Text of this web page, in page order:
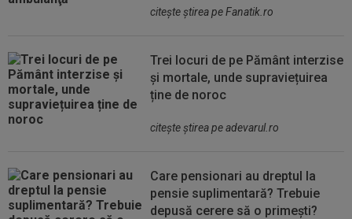
citeşte ştirea pe Fanatik.ro
Trei locuri de pe Pământ interzise
și mortale, unde supraviețuirea
ține de noroc
citeşte ştirea pe adevarul.ro
Care pensionari au dreptul la
pensie suplimentară? Trebuie
depusă cerere să o primești?